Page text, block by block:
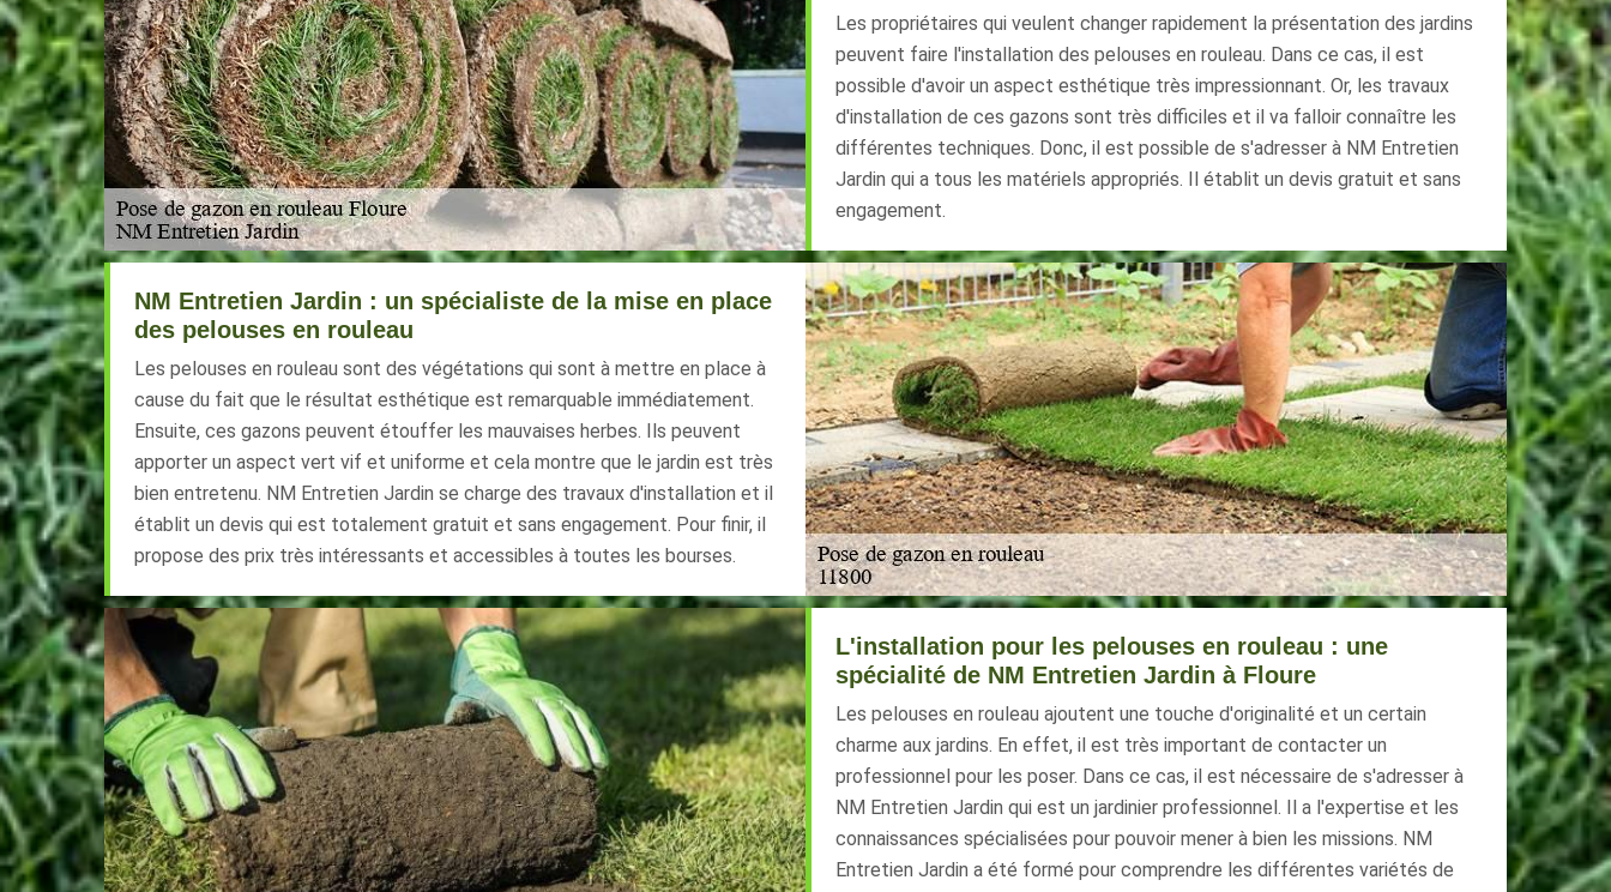
Les propriétaires qui veulent changer rapidement la présentation des jardins
peuvent faire l'installation des pelouses en rouleau. Dans ce cas, il est
possible d'avoir un aspect esthétique très impressionnant. Or, les travaux
d'installation de ces gazons sont très difficiles et il va falloir connaître les
différentes techniques. Donc, il est possible de s'adresser à NM Entretien
Jardin qui a tous les matériels appropriés. Il établit un devis gratuit et sans
engagement.
NM Entretien Jardin : un spécialiste de la mise en place
des pelouses en rouleau
Les pelouses en rouleau sont des végétations qui sont à mettre en place à
cause du fait que le résultat esthétique est remarquable immédiatement.
Ensuite, ces gazons peuvent étouffer les mauvaises herbes. Ils peuvent
apporter un aspect vert vif et uniforme et cela montre que le jardin est très
bien entretenu. NM Entretien Jardin se charge des travaux d'installation et il
établit un devis qui est totalement gratuit et sans engagement. Pour finir, il
propose des prix très intéressants et accessibles à toutes les bourses.
L'installation pour les pelouses en rouleau : une
spécialité de NM Entretien Jardin à Floure
Les pelouses en rouleau ajoutent une touche d'originalité et un certain
charme aux jardins. En effet, il est très important de contacter un
professionnel pour les poser. Dans ce cas, il est nécessaire de s'adresser à
NM Entretien Jardin qui est un jardinier professionnel. Il a l'expertise et les
connaissances spécialisées pour pouvoir mener à bien les missions. NM
Entretien Jardin a été formé pour comprendre les différentes variétés de